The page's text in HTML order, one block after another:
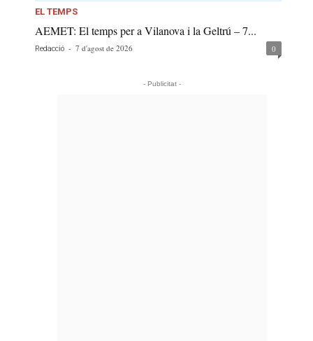
EL TEMPS
AEMET: El temps per a Vilanova i la Geltrú – 7...
Redacció - 7 d'agost de 2026 0
- Publicitat -